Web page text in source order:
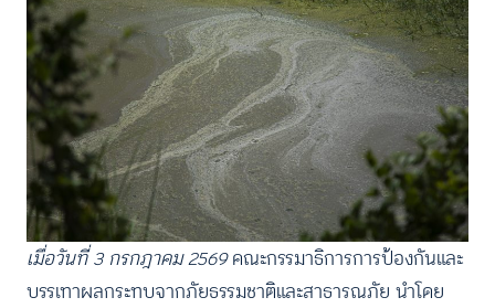
เมื่อวันที่ 3 กรกฎาคม 2569คณะกรรมาธิการการป้องกันและ
บรรเทาผลกระทบจากภัยธรรมชาติและสาธารณภัย นำโดย